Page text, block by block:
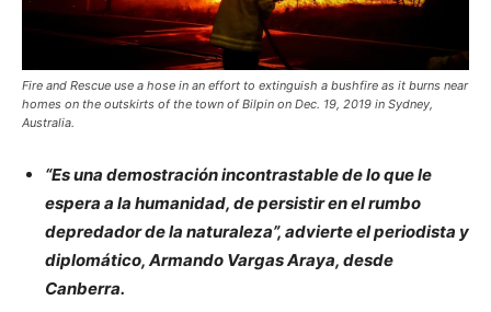
Fire and Rescue use a hose in an effort to extinguish a bushfire as it burns near
homes on the outskirts of the town of Bilpin on Dec. 19, 2019 in Sydney,
Australia.
“Es una demostración incontrastable de lo que le
espera a la humanidad, de persistir en el rumbo
depredador de la naturaleza”, advierte el periodista y
diplomático, Armando Vargas Araya, desde
Canberra.